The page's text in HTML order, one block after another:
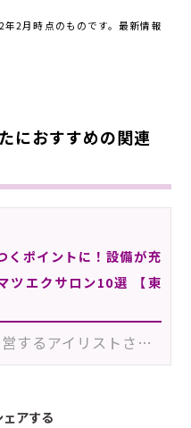
2月時点のものです。最新情報
におすすめの関連
くポイントに！設備が充
ツエクサロン10選 【東
サロンを経営するアイリストさんにとって、施術環境はとても重要です。他店と差をつけ集客率をアップする…
アする